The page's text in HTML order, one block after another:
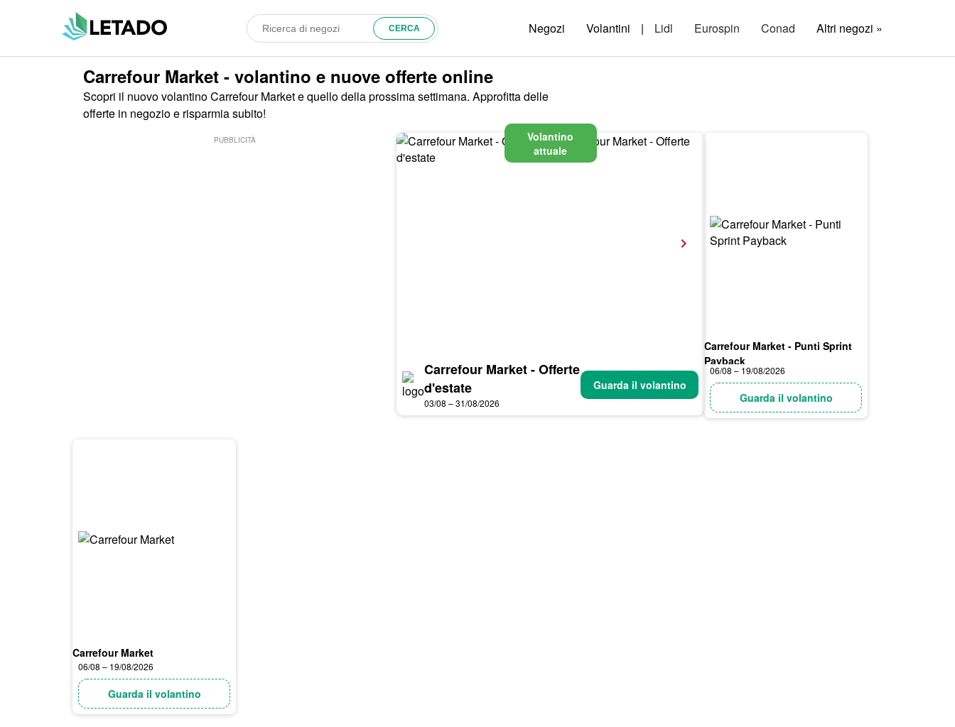
Negozi Volantini | Lidl Eurospin Conad Altri negozi »
Carrefour Market - volantino e nuove offerte online
Scopri il nuovo volantino Carrefour Market e quello della prossima settimana. Approfitta delle
offerte in negozio e risparmia subito!
PUBBLICITÀ
Volantino
attuale
Carrefour Market - Offerte
d'estate
03/08 – 31/08/2026
Guarda il volantino
Carrefour Market - Punti Sprint
Payback
06/08 – 19/08/2026
Guarda il volantino
Carrefour Market
06/08 – 19/08/2026
Guarda il volantino